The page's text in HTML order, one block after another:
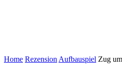
Home Rezension Aufbauspiel Zug